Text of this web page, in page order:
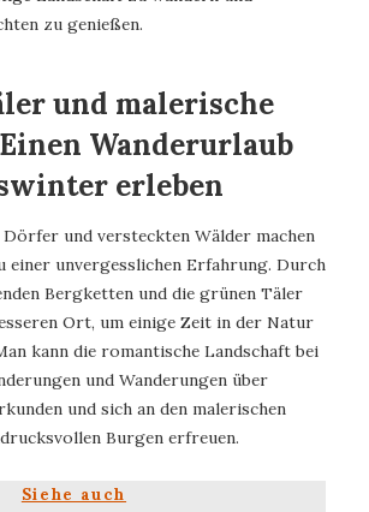
zu genießen.
und malerische
Wanderurlaub
erleben
und versteckten Wälder machen
einer unvergesslichen Erfahrung. Durch
Bergketten und die grünen Täler
Ort, um einige Zeit in der Natur
kann die romantische Landschaft bei
und Wanderungen über
und sich an den malerischen
Burgen erfreuen.
Siehe auch